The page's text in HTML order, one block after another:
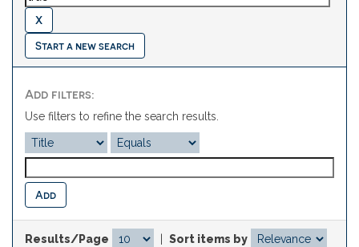
Start a new search
Add filters:
Use filters to refine the search results.
Results/Page
Sort items by